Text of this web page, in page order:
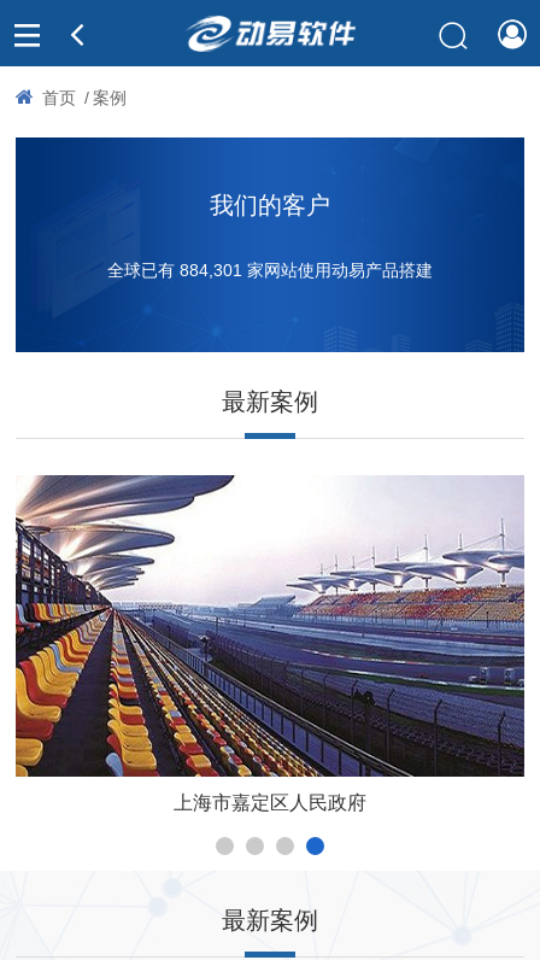
首页 / 案例
我们的客户
全球已有 884,301 家网站使用动易产品搭建
最新案例
上海市嘉定区人民政府
1 2 3 4
最新案例